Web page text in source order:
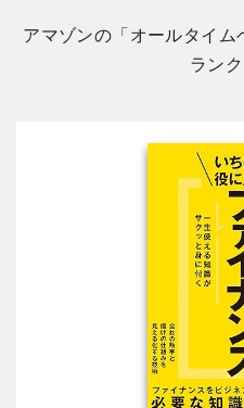
アマゾンの「オールタイ
ラン